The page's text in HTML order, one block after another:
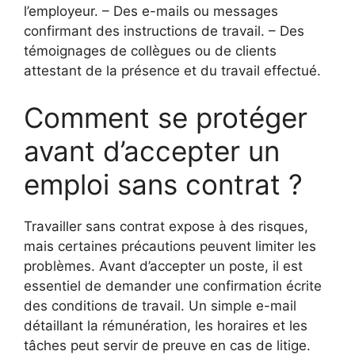
l’employeur. – Des e-mails ou messages
confirmant des instructions de travail. – Des
témoignages de collègues ou de clients
attestant de la présence et du travail effectué.
Comment se protéger
avant d’accepter un
emploi sans contrat ?
Travailler sans contrat expose à des risques,
mais certaines précautions peuvent limiter les
problèmes. Avant d’accepter un poste, il est
essentiel de demander une confirmation écrite
des conditions de travail. Un simple e-mail
détaillant la rémunération, les horaires et les
tâches peut servir de preuve en cas de litige.